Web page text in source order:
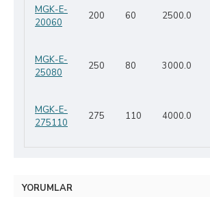
MGK-E-
20060
200 60 2500.0
MGK-E-
25080
250 80 3000.0
MGK-E-
275110
275 110 4000.0
YORUMLAR